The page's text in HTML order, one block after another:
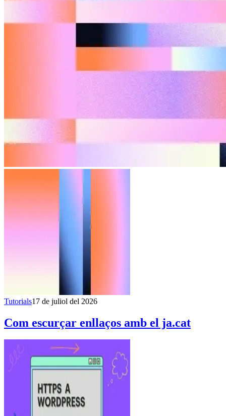
Tutorials17 de juliol del 2026
Com escurçar enllaços amb el ja.cat